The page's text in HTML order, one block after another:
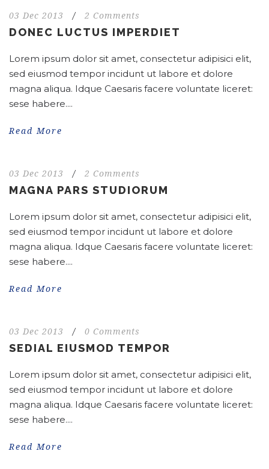
03 Dec 2013 / 2 Comments
DONEC LUCTUS IMPERDIET
Lorem ipsum dolor sit amet, consectetur adipisici elit,
sed eiusmod tempor incidunt ut labore et dolore
magna aliqua. Idque Caesaris facere voluntate liceret:
sese habere....
Read More
03 Dec 2013 / 2 Comments
MAGNA PARS STUDIORUM
Lorem ipsum dolor sit amet, consectetur adipisici elit,
sed eiusmod tempor incidunt ut labore et dolore
magna aliqua. Idque Caesaris facere voluntate liceret:
sese habere....
Read More
03 Dec 2013 / 0 Comments
SEDIAL EIUSMOD TEMPOR
Lorem ipsum dolor sit amet, consectetur adipisici elit,
sed eiusmod tempor incidunt ut labore et dolore
magna aliqua. Idque Caesaris facere voluntate liceret:
sese habere....
Read More